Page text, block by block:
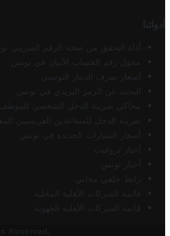
أدواتنا
أداة التحقق من صحة الرقم الضريبي
محول رقم الحساب الآيبان في تونس
أسعار صرف الدينار التونسي
البحث عن الرمز البريدي في تونس
محاكي ضريبة الدخل الشخصي للموظف/
ضريبة الدخل للمتقاعدين الفرنسيين
أسعار السيارات الجديدة في تونس
أخبار تروفيت
أخبار تونس
رابط خلفي مجاني
قائمة الشركات الأهلية المحلية
قائمة الشركات الأهلية الجهوية
Reserved.